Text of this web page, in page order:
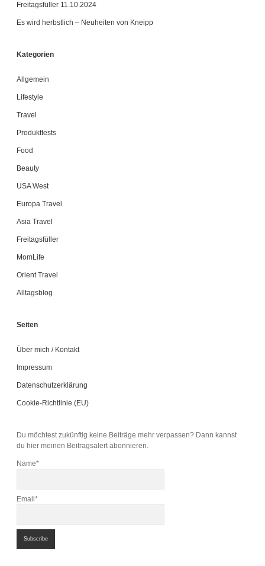
Freitagsfüller 11.10.2024
Es wird herbstlich – Neuheiten von Kneipp
Kategorien
Allgemein
Lifestyle
Travel
Produkttests
Food
Beauty
USA West
Europa Travel
Asia Travel
Freitagsfüller
MomLife
Orient Travel
Alltagsblog
Seiten
Über mich / Kontakt
Impressum
Datenschutzerklärung
Cookie-Richtlinie (EU)
Du möchtest zukünftig keine Beiträge mehr verpassen? Dann kannst
du hier meinen Beitragsalert abonnieren.
Name*
Email*